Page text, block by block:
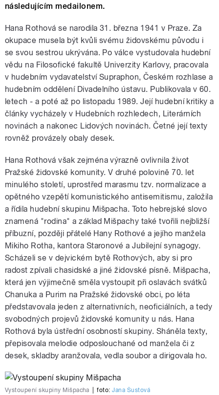
následujícím medailonem.
Hana Rothová se narodila 31. března 1941 v Praze. Za
okupace musela být kvůli svému židovskému původu i
se svou sestrou ukrývána. Po válce vystudovala hudební
vědu na Filosofické fakultě Univerzity Karlovy, pracovala
v hudebním vydavatelství Supraphon, Českém rozhlase a
hudebním oddělení Divadelního ústavu. Publikovala v 60.
letech - a poté až po listopadu 1989. Její hudební kritiky a
články vycházely v Hudebních rozhledech, Literárních
novinách a nakonec Lidových novinách. Četné její texty
rovněž provázely obaly desek.
Hana Rothová však zejména výrazně ovlivnila život
Pražské židovské komunity. V druhé polovině 70. let
minulého století, uprostřed marasmu tzv. normalizace a
opětného vzepětí komunistického antisemitismu, založila
a řídila hudební skupinu Mišpacha. Toto hebrejské slovo
znamená "rodina" a základ Mišpachy také tvořili nejbližší
příbuzní, později přátelé Hany Rothové a jejího manžela
Mikiho Rotha, kantora Staronové a Jubilejní synagogy.
Scházeli se v dejvickém bytě Rothových, aby si pro
radost zpívali chasidské a jiné židovské písně. Mišpacha,
která jen výjimečně směla vystoupit při oslavách svátků
Chanuka a Purim na Pražské židovské obci, po léta
představovala jeden z alternativních, neoficiálních, a tedy
svobodných projevů židovské komunity u nás. Hana
Rothová byla ústřední osobností skupiny. Sháněla texty,
přepisovala melodie odposlouchané od manžela či z
desek, skladby aranžovala, vedla soubor a dirigovala ho.
Vystoupení skupiny Mišpacha foto:Jana Šustová